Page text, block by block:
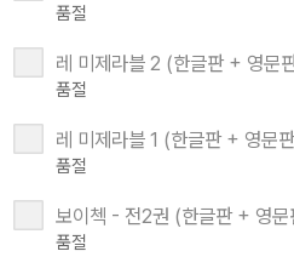
품절
레 미제라블 2 (한글판 + 영문
품절
레 미제라블 1 (한글판 + 영문
품절
보이첵 - 전2권 (한글판 + 영
품절